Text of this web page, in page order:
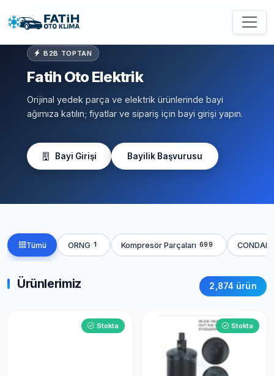
B2B TOPTAN
Fatih Oto Elektrik
Orijinal yedek parça ve elektrik ürünlerinde bayi
ağımıza katılın; fiyatlar ve sipariş için bayi girişi yapın.
Bayi Girişi Bayilik Başvurusu
Tümü ORNG 1 Kompresör Parçaları 699
Ürünlerimiz 2,874 ürün
Stokta Stokta